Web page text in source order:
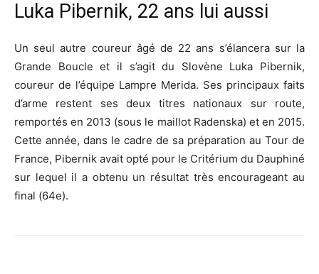
Luka Pibernik, 22 ans lui aussi
Un seul autre coureur âgé de 22 ans s’élancera sur la
Grande Boucle et il s’agit du Slovène Luka Pibernik,
coureur de l’équipe Lampre Merida. Ses principaux faits
d’arme restent ses deux titres nationaux sur route,
remportés en 2013 (sous le maillot Radenska) et en 2015.
Cette année, dans le cadre de sa préparation au Tour de
France, Pibernik avait opté pour le Critérium du Dauphiné
sur lequel il a obtenu un résultat très encourageant au
final (64e).